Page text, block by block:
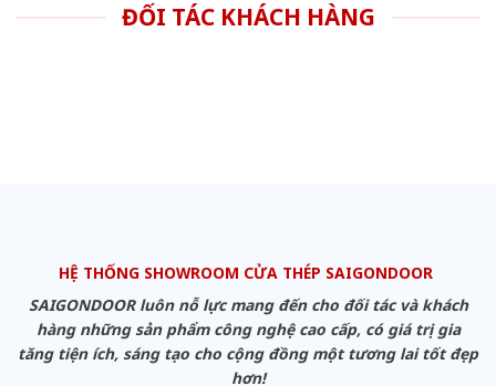
ĐỐI TÁC KHÁCH HÀNG
HỆ THỐNG SHOWROOM CỬA THÉP SAIGONDOOR
SAIGONDOOR luôn nỗ lực mang đến cho đối tác và khách
hàng những sản phẩm công nghệ cao cấp, có giá trị gia
tăng tiện ích, sáng tạo cho cộng đồng một tương lai tốt đẹp
hơn!